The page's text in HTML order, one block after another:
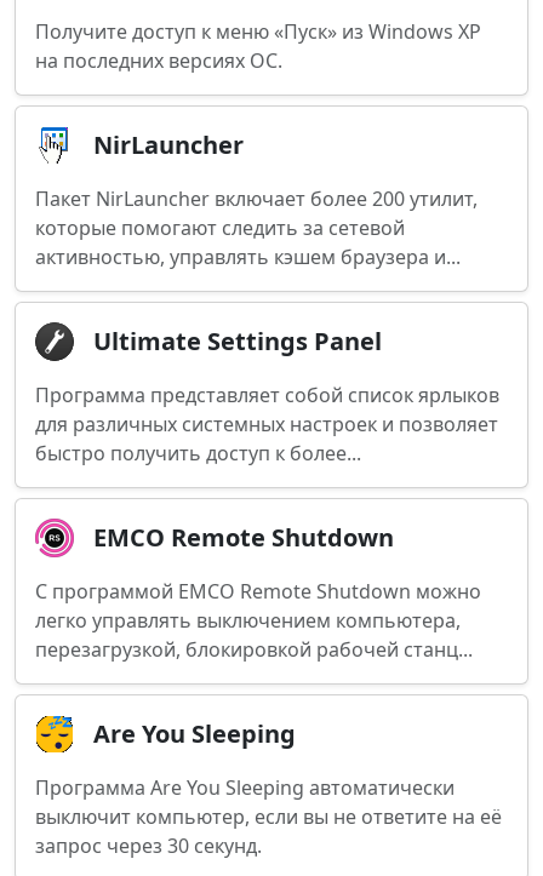
Получите доступ к меню «Пуск» из Windows XP
на последних версиях ОС.
NirLauncher
Пакет NirLauncher включает более 200 утилит,
которые помогают следить за сетевой
активностью, управлять кэшем браузера и...
Ultimate Settings Panel
Программа представляет собой список ярлыков
для различных системных настроек и позволяет
быстро получить доступ к более...
EMCO Remote Shutdown
С программой EMCO Remote Shutdown можно
легко управлять выключением компьютера,
перезагрузкой, блокировкой рабочей станц...
Are You Sleeping
Программа Are You Sleeping автоматически
выключит компьютер, если вы не ответите на её
запрос через 30 секунд.